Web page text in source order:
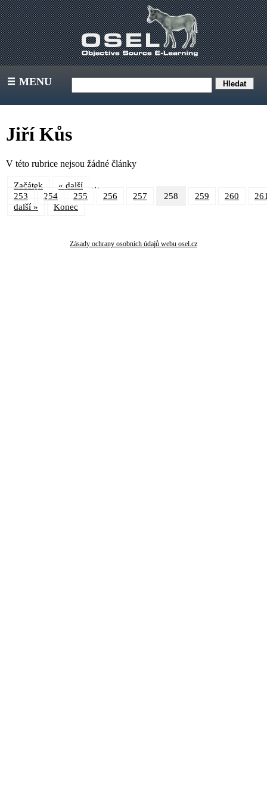
III MENU
Jiří Kůs
V této rubrice nejsou žádné články
Začátek « další …
253 254 255 256 257 258 259 260
další »
Konec
Zásady ochrany osobních údajů webu osel.cz